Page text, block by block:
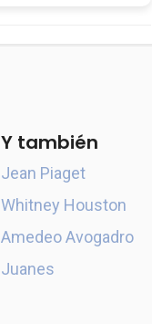
Y también
Jean Piaget
Whitney Houston
Amedeo Avogadro
Juanes